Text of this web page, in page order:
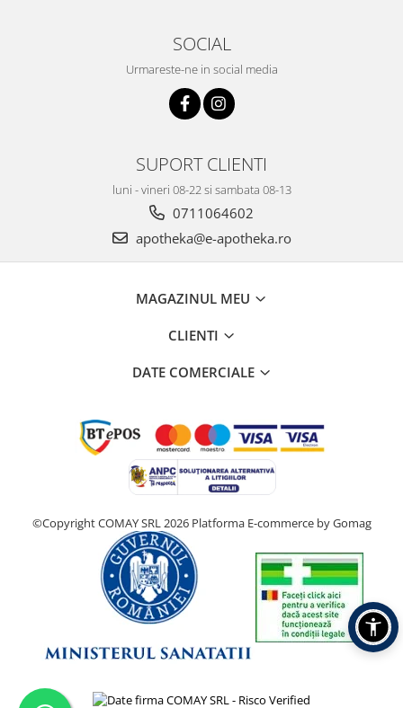
SOCIAL
Urmareste-ne in social media
SUPORT CLIENTI
luni - vineri 08-22 si sambata 08-13
0711064602
apotheka@e-apotheka.ro
MAGAZINUL MEU
CLIENTI
DATE COMERCIALE
©Copyright COMAY SRL 2026 Platforma E-commerce by Gomag